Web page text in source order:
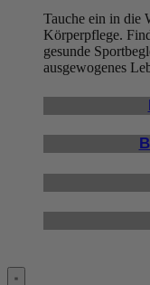
Tauche ein in die
Körperpflege.
gesunde
ausgewogenes